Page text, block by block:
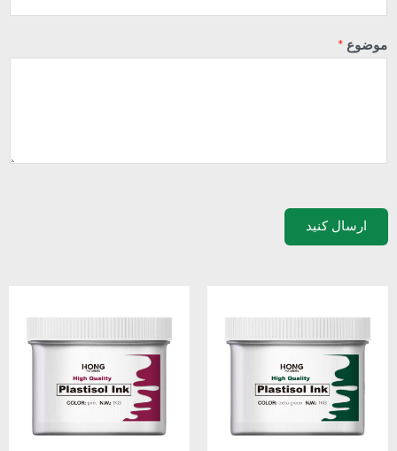
موضوع *
ارسال کنید